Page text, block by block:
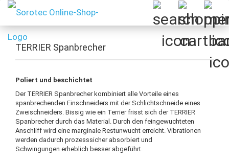
TERRIER Spanbrecher
Poliert und beschichtet
Der TERRIER Spanbrecher kombiniert alle Vorteile eines
spanbrechenden Einschneiders mit der Schlichtschneide eines
Zweischneiders. Bissig wie ein Terrier frisst sich der TERRIER
Spanbrecher durch das Material. Durch den feingewuchteten
Anschliff wird eine marginale Restunwucht erreicht. Vibrationen
werden dadurch prozesssicher absorbiert und
Schwingungen erheblich besser abgeführt.